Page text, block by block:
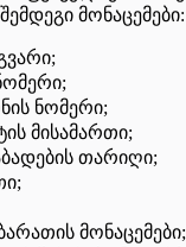
მონაცემები:
;
ნომერი;
მისამართი;
თარიღი;
მონაცემები;